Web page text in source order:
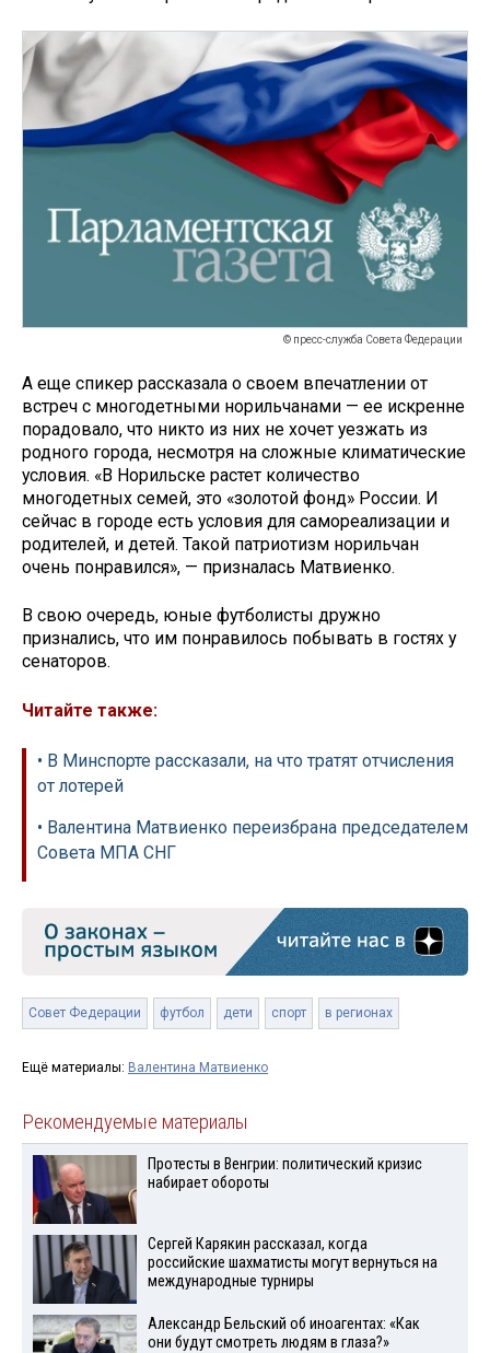
© пресс-служба Совета Федерации
А еще спикер рассказала о своем впечатлении от
встреч с многодетными норильчанами — ее искренне
порадовало, что никто из них не хочет уезжать из
родного города, несмотря на сложные климатические
условия. «В Норильске растет количество
многодетных семей, это «золотой фонд» России. И
сейчас в городе есть условия для самореализации и
родителей, и детей. Такой патриотизм норильчан
очень понравился», — призналась Матвиенко.
В свою очередь, юные футболисты дружно
признались, что им понравилось побывать в гостях у
сенаторов.
Читайте также:
• В Минспорте рассказали, на что тратят отчисления
от лотерей
• Валентина Матвиенко переизбрана председателем
Совета МПА СНГ
Совет Федерации футбол дети спорт в регионах
Ещё материалы: Валентина Матвиенко
Рекомендуемые материалы
Протесты в Венгрии: политический кризис
набирает обороты
Сергей Карякин рассказал, когда
российские шахматисты могут вернуться на
международные турниры
Александр Бельский об иноагентах: «Как
они будут смотреть людям в глаза?»